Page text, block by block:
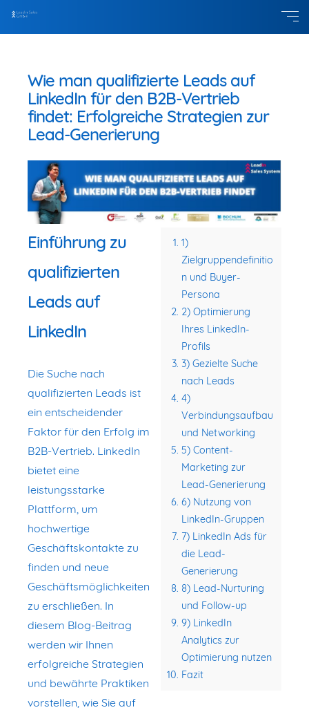
Wie man qualifizierte Leads auf
LinkedIn für den B2B-Vertrieb
findet: Erfolgreiche Strategien zur
Lead-Generierung
1)
Zielgruppendefinitio
n und Buyer-
Persona
2) Optimierung
Ihres LinkedIn-
Profils
3) Gezielte Suche
nach Leads
4)
Verbindungsaufbau
und Networking
5) Content-
Marketing zur
Lead-Generierung
6) Nutzung von
LinkedIn-Gruppen
7) LinkedIn Ads für
die Lead-
Generierung
8) Lead-Nurturing
und Follow-up
9) LinkedIn
Analytics zur
Optimierung nutzen
Fazit
Einführung zu
qualifizierten
Leads auf
LinkedIn
Die Suche nach
qualifizierten Leads ist
ein entscheidender
Faktor für den Erfolg im
B2B-Vertrieb. LinkedIn
bietet eine
leistungsstarke
Plattform, um
hochwertige
Geschäftskontakte zu
finden und neue
Geschäftsmöglichkeiten
zu erschließen. In
diesem Blog-Beitrag
werden wir Ihnen
erfolgreiche Strategien
und bewährte Praktiken
vorstellen, wie Sie auf